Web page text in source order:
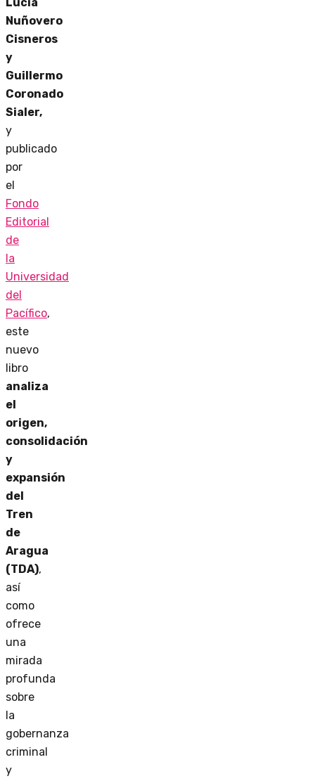
Lucía
Nuñovero
Cisneros
y
Guillermo
Coronado
Sialer,
y
publicado
por
el
Fondo
Editorial
de
la
Universidad
del
Pacífico,
este
nuevo
libro
analiza
el
origen,
consolidación
y
expansión
del
Tren
de
Aragua
(TDA),
así
como
ofrece
una
mirada
profunda
sobre
la
gobernanza
criminal
y